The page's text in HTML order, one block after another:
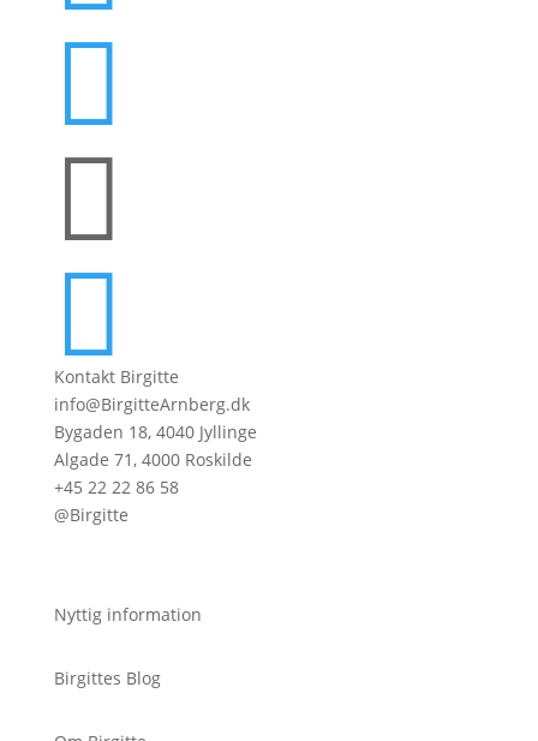



Kontakt Birgitte
info@BirgitteArnberg.dk
Bygaden 18, 4040 Jyllinge
Algade 71, 4000 Roskilde
+45 22 22 86 58
@Birgitte
Nyttig information
Birgittes Blog